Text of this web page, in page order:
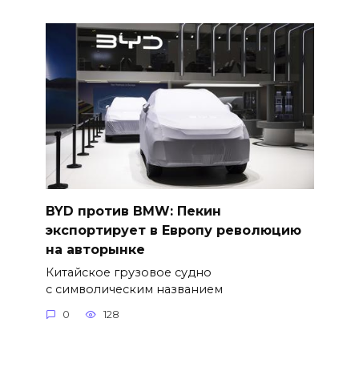
BYD против BMW: Пекин
экспортирует в Европу революцию
на авторынке
Китайское грузовое судно
с символическим названием
0 128